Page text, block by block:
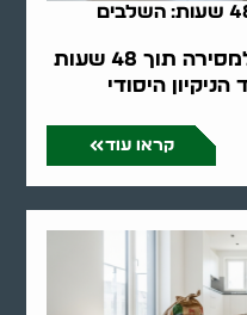
הכינו דירה מוכנה למסירה ב-48 שעות: השלבים
מדריך מקיף להכנת דירה למסירה תוך 48 שעות
היסודי
קראו עוד